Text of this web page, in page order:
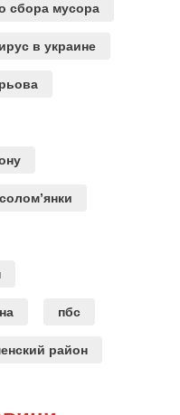
сбора мусора
в украине
пбс
район